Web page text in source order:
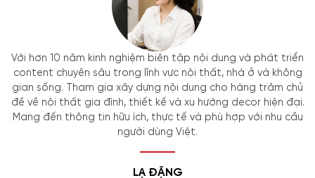
Với hơn 10 năm kinh nghiệm biên tập nội dung và phát triển
content chuyên sâu trong lĩnh vực nội thất, nhà ở và không
gian sống. Tham gia xây dựng nội dung cho hàng trăm chủ
đề về nội thất gia đình, thiết kế và xu hướng decor hiện đại.
Mang đến thông tin hữu ích, thực tế và phù hợp với nhu cầu
người dùng Việt.
LẠ ĐẶNG